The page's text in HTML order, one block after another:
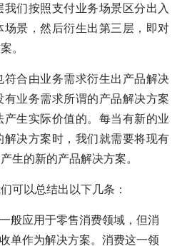
们按照支付业务场景区分出入
景，然后衍生出第三层，即对
。
合由业务需求衍生出产品解决
业务需求所谓的产品解决方案
生实际价值的。每当有新的业
决方案时，我们就需要将现有
生的新的产品解决方案。
可以总结出以下几条：
般应用于零售消费领域，但消
单作为解决方案。消费这一领